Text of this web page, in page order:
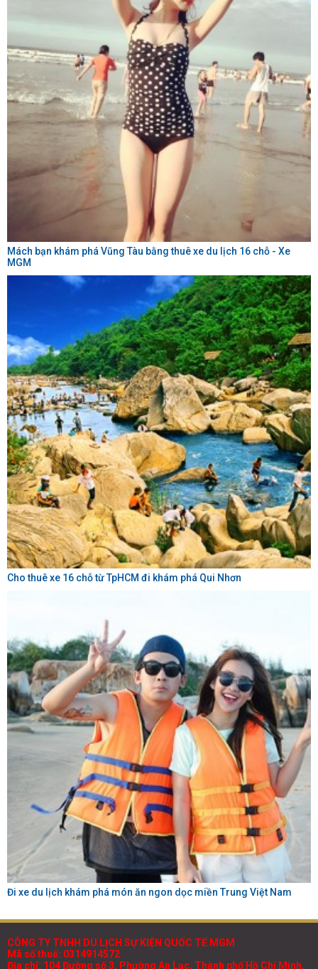
Mách bạn khám phá Vũng Tàu bằng thuê xe du lịch 16 chỗ - Xe
MGM
Cho thuê xe 16 chỗ từ TpHCM đi khám phá Qui Nhơn
Đi xe du lịch khám phá món ăn ngon dọc miền Trung Việt Nam
CÔNG TY TNHH DU LỊCH SỰ KIỆN QUỐC TẾ MGM
Mã số thuế: 0314914572
Địa chỉ: 104 Đường số 3, Phường An Lạc, Thành phố Hồ Chí Minh,